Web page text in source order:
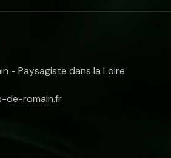
- Paysagiste dans la Loire
de-romain.fr